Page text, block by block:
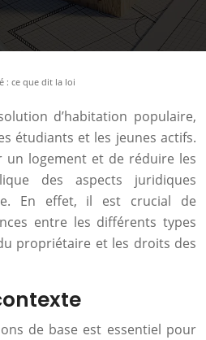
: ce que dit la loi
d’habitation populaire,
étudiants et les jeunes actifs.
un logement et de réduire les
des aspects juridiques
En effet, il est crucial de
entre les différents types
propriétaire et les droits des
de base est essentiel pour